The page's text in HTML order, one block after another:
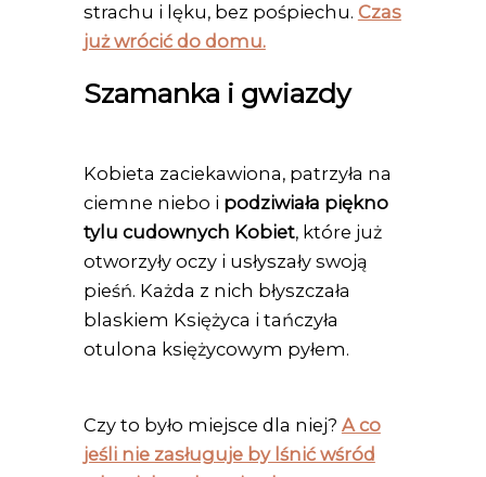
strachu i lęku, bez pośpiechu. Czas
już wrócić do domu.
Szamanka i gwiazdy
Kobieta zaciekawiona, patrzyła na
ciemne niebo i podziwiała piękno
tylu cudownych Kobiet, które już
otworzyły oczy i usłyszały swoją
pieśń. Każda z nich błyszczała
blaskiem Księżyca i tańczyła
otulona księżycowym pyłem.
Czy to było miejsce dla niej? A co
jeśli nie zasługuje by lśnić wśród